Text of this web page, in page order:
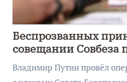
Беспрозванных
совещании Совбеза
руководством Путина
Владимир Путин провёл